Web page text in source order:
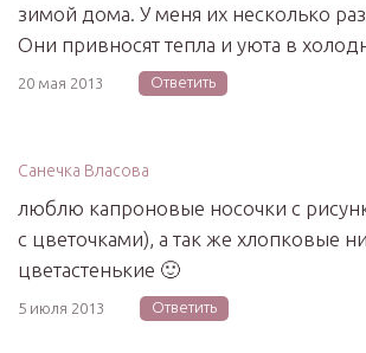
зимой дома. У меня их несколько
Они привносят тепла и уюта в
20 мая 2013 Ответить
Санечка Власова
люблю капроновые носочки с
с цветочками), а так же хлопковые
цветастенькие 🙂
5 июля 2013 Ответить